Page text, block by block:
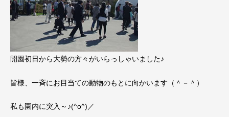
開園初日から大勢の方々がいらっしゃいました♪
皆様、一斉にお目当ての動物のもとに向かいます（＾－＾）
私も園内に突入～♪(^o^)／